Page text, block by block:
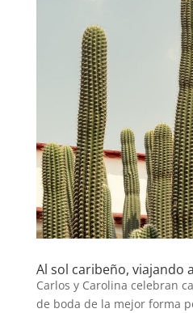
Al sol caribeño, viajando
Carlos y Carolina celebran
de boda de la mejor forma